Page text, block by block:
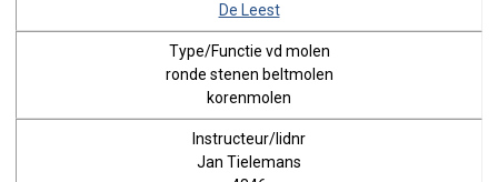
De Leest
ronde stenen beltmolen
korenmolen
Jan Tielemans